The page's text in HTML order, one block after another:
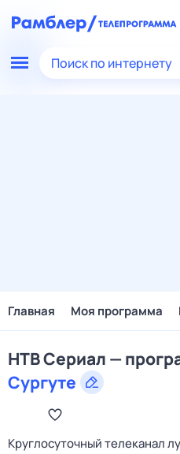
Поиск по интернету
Главная Моя программа
НТВ Сериал —
Сургуте
Круглосуточный телеканал